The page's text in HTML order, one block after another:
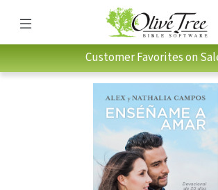
Customer Favorites on